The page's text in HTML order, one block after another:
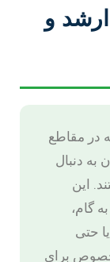
ارشد و
در مقاطع
به دنبال
این
گام،
حتی
خصوص برای